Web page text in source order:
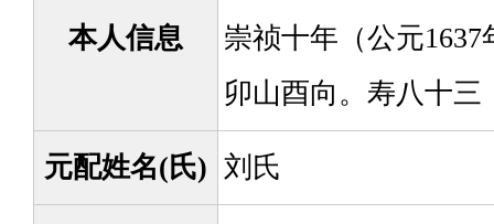
本人信息
崇祯十年（公元
卯山酉向。寿八十三
元配姓名(氏) 刘氏